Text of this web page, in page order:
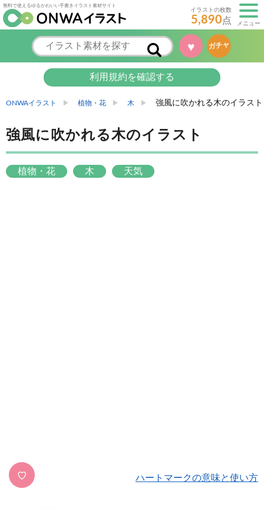
無料で使えるゆるかわいい手書きイラスト素材サイト
イラストの枚数
5,890点 メニュー
♥ ガチャ
利用規約を確認する
ONWAイラスト 植物・花 木 強風に吹かれる木のイラスト
強風に吹かれる木のイラスト
植物・花 木 天気
♡ ハートマークの意味と使い方